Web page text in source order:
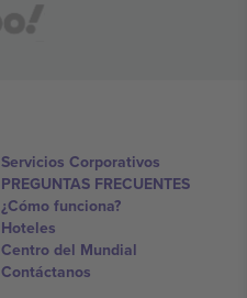
Servicios Corporativos
PREGUNTAS FRECUENTES
¿Cómo funciona?
Hoteles
Centro del Mundial
Contáctanos